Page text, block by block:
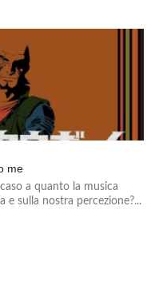
me
a quanto la musica
sulla nostra percezione?...